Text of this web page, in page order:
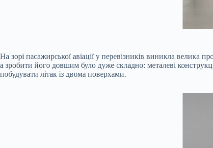
На зорі пасажирської авіації у перевізників виникла велика
а зробити його довшим було дуже складно: металеві
побудувати літак із двома поверхами.